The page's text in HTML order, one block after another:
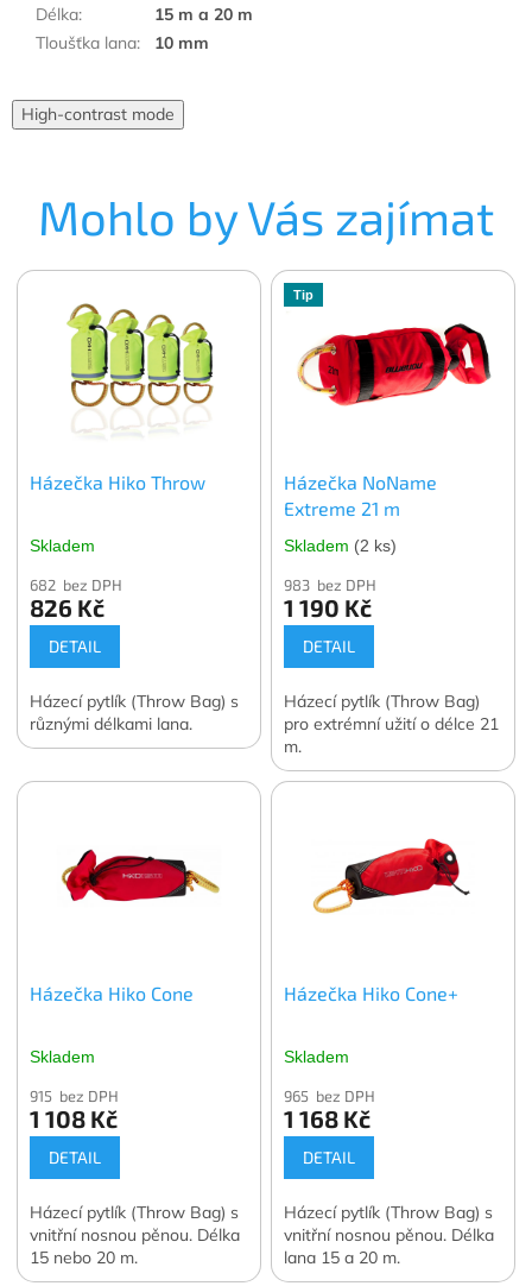
Délka:
15 m a 20 m
Tloušťka lana: 10 mm
High-contrast mode
Mohlo by Vás zajímat
Házečka Hiko Throw
Skladem
682 bez DPH
826 Kč
DETAIL
Házecí pytlík (Throw Bag) s
různými délkami lana.
Tip
Házečka NoName
Extreme 21 m
Skladem (2 ks)
983 bez DPH
1 190 Kč
DETAIL
Házecí pytlík (Throw Bag)
pro extrémní užití o délce 21
m.
Házečka Hiko Cone
Skladem
915 bez DPH
1 108 Kč
DETAIL
Házecí pytlík (Throw Bag) s
vnitřní nosnou pěnou. Délka
15 nebo 20 m.
Házečka Hiko Cone+
Skladem
965 bez DPH
1 168 Kč
DETAIL
Házecí pytlík (Throw Bag) s
vnitřní nosnou pěnou. Délka
lana 15 a 20 m.